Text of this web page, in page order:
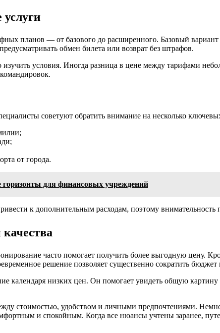
планов — от базового до расширенного. Базовый
обмен билета или возврат без штрафов.
изучить условия. Иногда разница в цене между тарифами
советуют обратить внимание на несколько
от города.
для финансовых учреждений
к дополнительным расходам, поэтому
часто помогает получить более выгодную цену.
решение позволяет существенно сократить бюджет
календаря низких цен. Он помогает увидеть общую
стоимостью, удобством и личными предпочтениями.
и спокойным. Когда все нюансы учтены заранее,